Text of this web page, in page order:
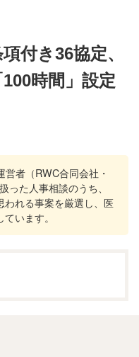
付き36協定、
時間」設定
者（RWC合同会社・
った人事相談のうち、
われる事案を厳選し、医
います。